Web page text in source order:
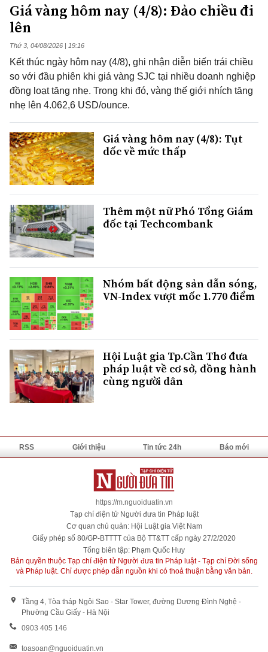
Giá vàng hôm nay (4/8): Đảo chiều đi
lên
Thứ 3, 04/08/2026 | 19:16
Kết thúc ngày hôm nay (4/8), ghi nhận diễn biến trái chiều
so với đầu phiên khi giá vàng SJC tại nhiều doanh nghiệp
đồng loạt tăng nhẹ. Trong khi đó, vàng thế giới nhích tăng
nhẹ lên 4.062,6 USD/ounce.
Giá vàng hôm nay (4/8): Tụt
dốc về mức thấp
Thêm một nữ Phó Tổng Giám
đốc tại Techcombank
Nhóm bất động sản dẫn sóng,
VN-Index vượt mốc 1.770 điểm
Hội Luật gia Tp.Cần Thơ đưa
pháp luật về cơ sở, đồng hành
cùng người dân
RSS Giới thiệu Tin tức 24h Báo mới
https://m.nguoiduatin.vn
Tạp chí điện tử Người đưa tin Pháp luật
Cơ quan chủ quản: Hội Luật gia Việt Nam
Giấy phép số 80/GP-BTTTT của Bộ TT&TT cấp ngày 27/2/2020
Tổng biên tập: Phạm Quốc Huy
Bản quyền thuộc Tạp chí điện tử Người đưa tin Pháp luật - Tạp chí Đời sống
và Pháp luật. Chỉ được phép dẫn nguồn khi có thoả thuận bằng văn bản.
Tầng 4, Tòa tháp Ngôi Sao - Star Tower, đường Dương Đình Nghệ -
Phường Cầu Giấy - Hà Nội
0903 405 146
toasoan@nguoiduatin.vn